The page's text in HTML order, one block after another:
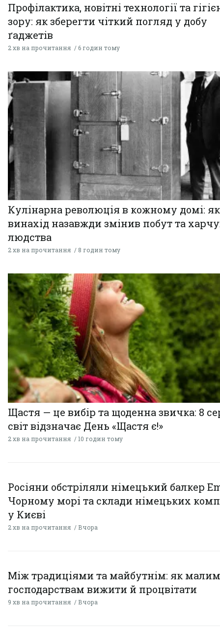
Профілактика, новітні технології та
зору: як зберегти чіткий погляд у добу
ґаджетів
2 хв на прочитання 6 годин тому
Кулінарна революція в кожному домі:
винахід назавжди змінив побут та
людства
2 хв на прочитання 8 годин тому
Щастя — це вибір та щоденна звичка: 8
світ відзначає День «Щастя є!»
2 хв на прочитання 10 годин тому
Росіяни обстріляли німецький балкер
Чорному морі та склади німецьких
у Києві
2 хв на прочитання Вчора
Між традиціями та майбутнім: як малим
господарствам вижити й процвітати
9 хв на прочитання Вчора